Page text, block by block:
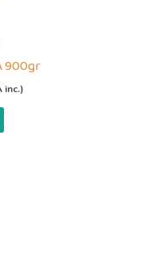
900gr
inc.)